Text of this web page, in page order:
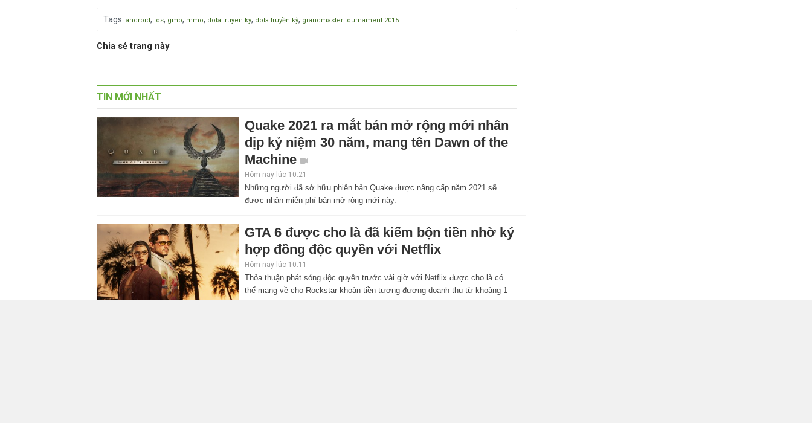
Tags: android, ios, gmo, mmo, dota truyen ky, dota truyền kỳ, grandmaster tournament 2015
Chia sẻ trang này
TIN MỚI NHẤT
Quake 2021 ra mắt bản mở rộng mới nhân
dịp kỷ niệm 30 năm, mang tên Dawn of the
Machine
Hôm nay lúc 10:21
Những người đã sở hữu phiên bản Quake được nâng cấp năm 2021 sẽ
được nhận miễn phí bản mở rộng mới này.
GTA 6 được cho là đã kiếm bộn tiền nhờ ký
hợp đồng độc quyền với Netflix
Hôm nay lúc 10:11
Thỏa thuận phát sóng độc quyền trước vài giờ với Netflix được cho là có
thể mang về cho Rockstar khoản tiền tương đương doanh thu từ khoảng 1